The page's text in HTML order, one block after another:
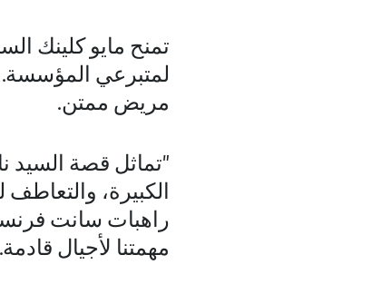
تمنح مايو كلينك
لمتبرعي
مريض ممتن.
"تماثل قصة السيد
الكبيرة،
راهبات سانت
مهمتنا لأجيال